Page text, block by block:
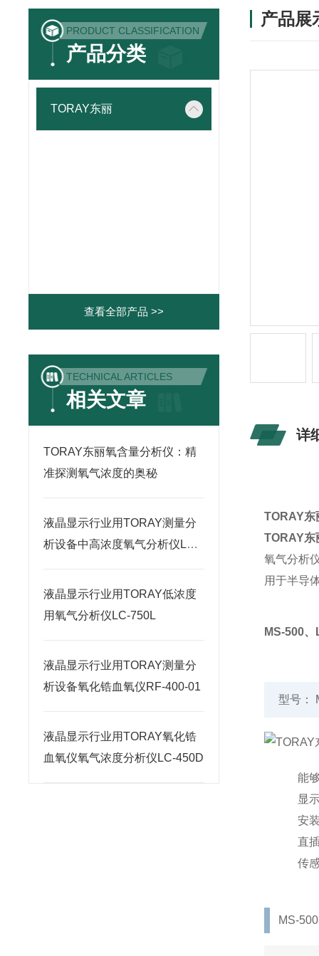
PRODUCT CLASSIFICATION
产品分类
TORAY东丽
查看全部产品 >>
TECHNICAL ARTICLES
相关文章
TORAY东丽氧含量分析仪：精
准探测氧气浓度的奥秘
液晶显示行业用TORAY测量分
析设备中高浓度氧气分析仪LC-
液晶显示行业用TORAY低浓度
用氧气分析仪LC-750L
液晶显示行业用TORAY测量分
析设备氧化锆血氧仪RF-400-01
液晶显示行业用TORAY氧化锆
血氧仪氧气浓度分析仪LC-450D
产品展
详
TORAY东
TORAY东
氧气分析
用于半导
MS-500
型号：
能
显
安
直
传
MS-